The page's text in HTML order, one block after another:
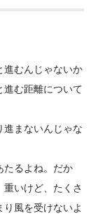
ポート
質問
ーカイブ
進むんじゃないか
進む距離について
進まないんじゃな
たるよね。だか
いけど、たくさ
風を受けないよ